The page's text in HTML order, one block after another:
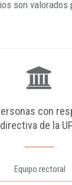
son valorados
con
directiva de la
Equipo rectoral